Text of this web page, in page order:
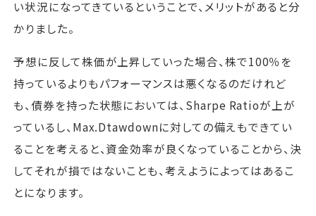
い状況になってきているということで、メリットがあると分
かりました。
予想に反して株価が上昇していった場合、株で100％を
持っているよりもパフォーマンスは悪くなるのだけれど
も、債券を持った状態においては、Sharpe Ratioが上が
っているし、Max.Dtawdownに対しての備えもできてい
ることを考えると、資金効率が良くなっていることから、決
してそれが損ではないことも、考えようによってはあるこ
とになります。